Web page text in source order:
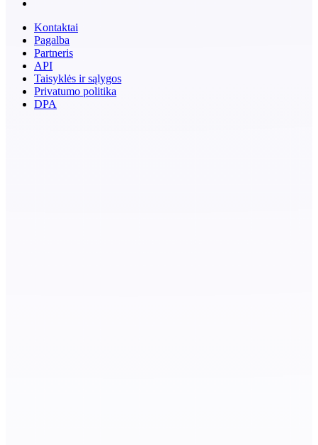
Kontaktai
Pagalba
Partneris
API
Taisyklės ir sąlygos
Privatumo politika
DPA